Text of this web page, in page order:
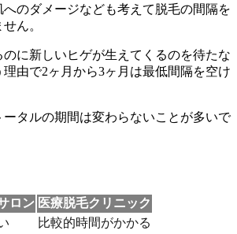
のダメージなども考えて脱毛の間隔を
ん。
に新しいヒゲが生えてくるのを待たな
由で2ヶ月から3ヶ月は最低間隔を空け
ータルの期間は変わらないことが多いで
ロン 医療脱毛クリニック
比較的時間がかかる